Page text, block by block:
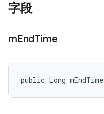
字段
mEndTime
public Long mEndTime